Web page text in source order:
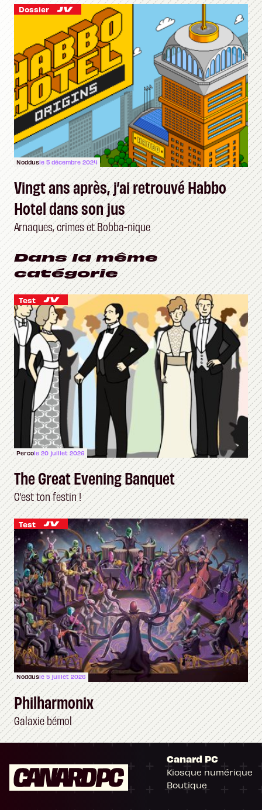
Dossier
Noddusle 5 décembre 2024
Vingt ans après, j’ai retrouvé Habbo
Hotel dans son jus
Arnaques, crimes et Bobba-nique
Dans la même
catégorie
Test
Percole 20 juillet 2026
The Great Evening Banquet
C’est ton festin !
Test
Noddusle 5 juillet 2026
Philharmonix
Galaxie bémol
Canard PC
Kiosque numérique
Boutique